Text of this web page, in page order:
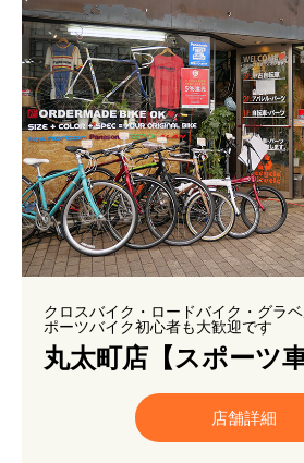
クロスバイク・ロードバイク・グラ
ポーツバイク初心者も大歓迎です
丸太町店【スポーツ車
店舗詳細